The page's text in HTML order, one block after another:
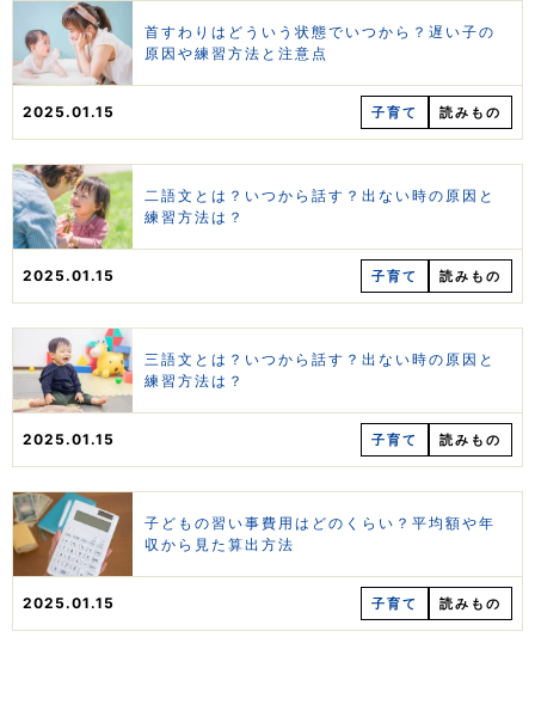
2025.01.15 子育て 読みもの
首すわりはどういう状態でいつから？遅い子の
原因や練習方法と注意点
2025.01.15 子育て 読みもの
二語文とは？いつから話す？出ない時の原因と
練習方法は？
2025.01.15 子育て 読みもの
三語文とは？いつから話す？出ない時の原因と
練習方法は？
2025.01.15 子育て 読みもの
子どもの習い事費用はどのくらい？平均額や年
収から見た算出方法